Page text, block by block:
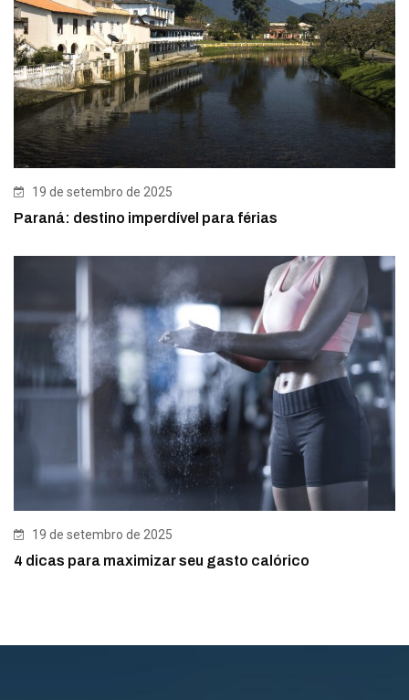
19 de setembro de 2025
Paraná: destino imperdível para férias
19 de setembro de 2025
4 dicas para maximizar seu gasto calórico